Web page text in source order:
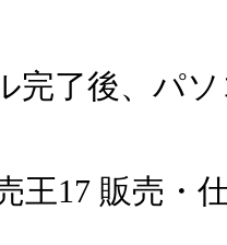
完了後、パ
王17 販売・